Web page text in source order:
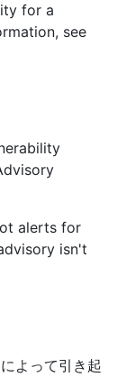
for a
see
alerts for
isn't
よって引き起